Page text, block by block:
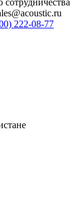
222-08-77